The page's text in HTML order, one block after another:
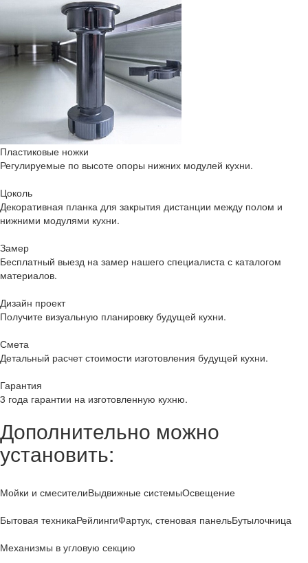
Пластиковые ножки
Регулируемые по высоте опоры нижних модулей кухни.
Цоколь
Декоративная планка для закрытия дистанции между полом и
нижними модулями кухни.
Замер
Бесплатный выезд на замер нашего специалиста с каталогом
материалов.
Дизайн проект
Получите визуальную планировку будущей кухни.
Смета
Детальный расчет стоимости изготовления будущей кухни.
Гарантия
3 года гарантии на изготовленную кухню.
Дополнительно можно
установить:
Мойки и смесителиВыдвижные системыОсвещение
Бытовая техникаРейлингиФартук, стеновая панельБутылочница
Механизмы в угловую секцию